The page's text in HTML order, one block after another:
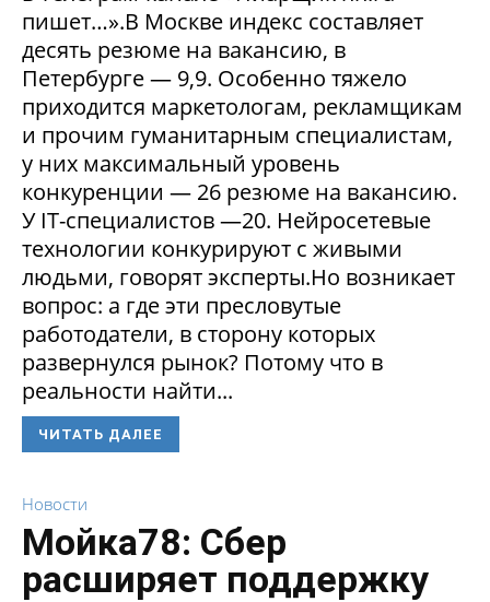
пишет…».В Москве индекс составляет
десять резюме на вакансию, в
Петербурге — 9,9. Особенно тяжело
приходится маркетологам, рекламщикам
и прочим гуманитарным специалистам,
у них максимальный уровень
конкуренции — 26 резюме на вакансию.
У IT-специалистов —20. Нейросетевые
технологии конкурируют с живыми
людьми, говорят эксперты.Но возникает
вопрос: а где эти пресловутые
работодатели, в сторону которых
развернулся рынок? Потому что в
реальности найти...
ЧИТАТЬ ДАЛЕЕ
Новости
Мойка78: Сбер
расширяет поддержку